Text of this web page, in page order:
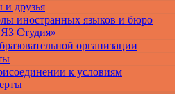
друзья
иностранных языков и бюро
Студия»
организации
к условиям